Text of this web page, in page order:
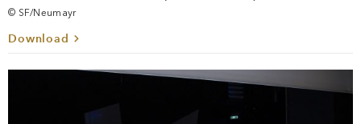
© SF/Neumayr
Download